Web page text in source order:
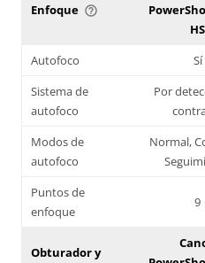
Enfoque help_outline
HS
Autofoco Sí
Sistema de
autofoco
Por
Modos de
autofoco
Normal,
Puntos de
enfoque
9
Obturador y